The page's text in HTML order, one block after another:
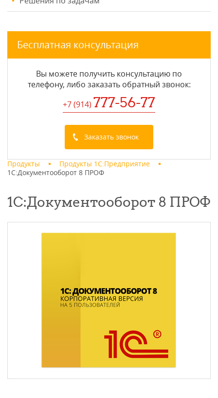
Бесплатная консультация
Вы можете получить консультацию по
телефону, либо заказать обратный звонок:
+7 (914) 777-56-77
Заказать звонок
Продукты
Продукты 1С:Предприятие
1С:Документооборот 8 ПРОФ
1С:Документооборот 8 ПРОФ